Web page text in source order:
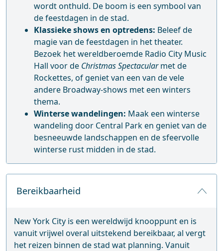
wordt onthuld. De boom is een symbool van
de feestdagen in de stad.
Klassieke shows en optredens: Beleef de
magie van de feestdagen in het theater.
Bezoek het wereldberoemde Radio City Music
Hall voor de Christmas Spectacularmet de
Rockettes, of geniet van een van de vele
andere Broadway-shows met een winters
thema.
Winterse wandelingen: Maak een winterse
wandeling door Central Park en geniet van de
besneeuwde landschappen en de sfeervolle
winterse rust midden in de stad.
Bereikbaarheid
New York City is een wereldwijd knooppunt en is
vanuit vrijwel overal uitstekend bereikbaar, al vergt
het reizen binnen de stad wat planning. Vanuit